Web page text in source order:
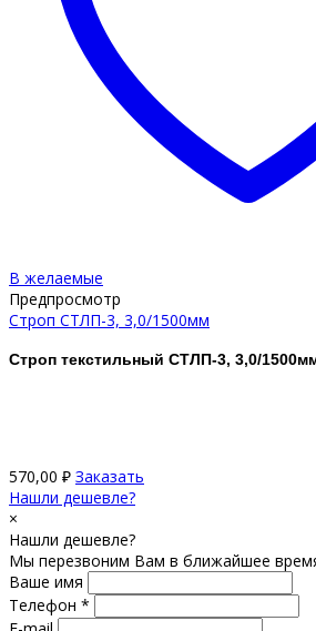
В желаемые
Предпросмотр
Строп СТЛП-3, 3,0/1500мм
Строп текстильный СТЛП-3, 3,0/
570,00 ₽ Заказать
Нашли дешевле?
×
Нашли дешевле?
Мы перезвоним Вам в ближайшее
Ваше имя
Телефон *